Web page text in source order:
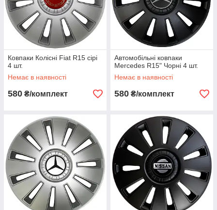
Ковпаки Колісні Fiat R15 сірі
4 шт.
Немає в наявності
580 ₴/комплект
Автомобільні ковпаки
Mercedes R15" Чорні 4 шт.
Немає в наявності
580 ₴/комплект